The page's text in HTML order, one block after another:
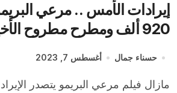
إيرادات الأمس .. مرعي
حسناء جمال أغسطس 7, 2023
مازال فيلم مرعي البريمو يتصدر الإيرادات منذ طرحه في